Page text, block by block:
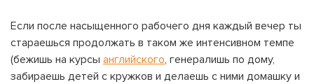
Если после насыщенного рабочего дня каждый вечер ты
стараешься продолжать в таком же интенсивном темпе
(бежишь на курсы английского, генералишь по дому,
забираешь детей с кружков и делаешь с ними домашку и